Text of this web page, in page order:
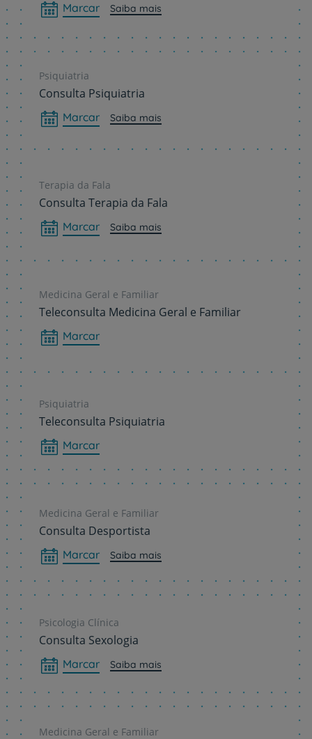
Marcar Saiba mais
Psiquiatria
Consulta Psiquiatria
Marcar Saiba mais
Terapia da Fala
Consulta Terapia da Fala
Marcar Saiba mais
Medicina Geral e Familiar
Teleconsulta Medicina Geral e Familiar
Marcar
Psiquiatria
Teleconsulta Psiquiatria
Marcar
Medicina Geral e Familiar
Consulta Desportista
Marcar Saiba mais
Psicologia Clínica
Consulta Sexologia
Marcar Saiba mais
Medicina Geral e Familiar